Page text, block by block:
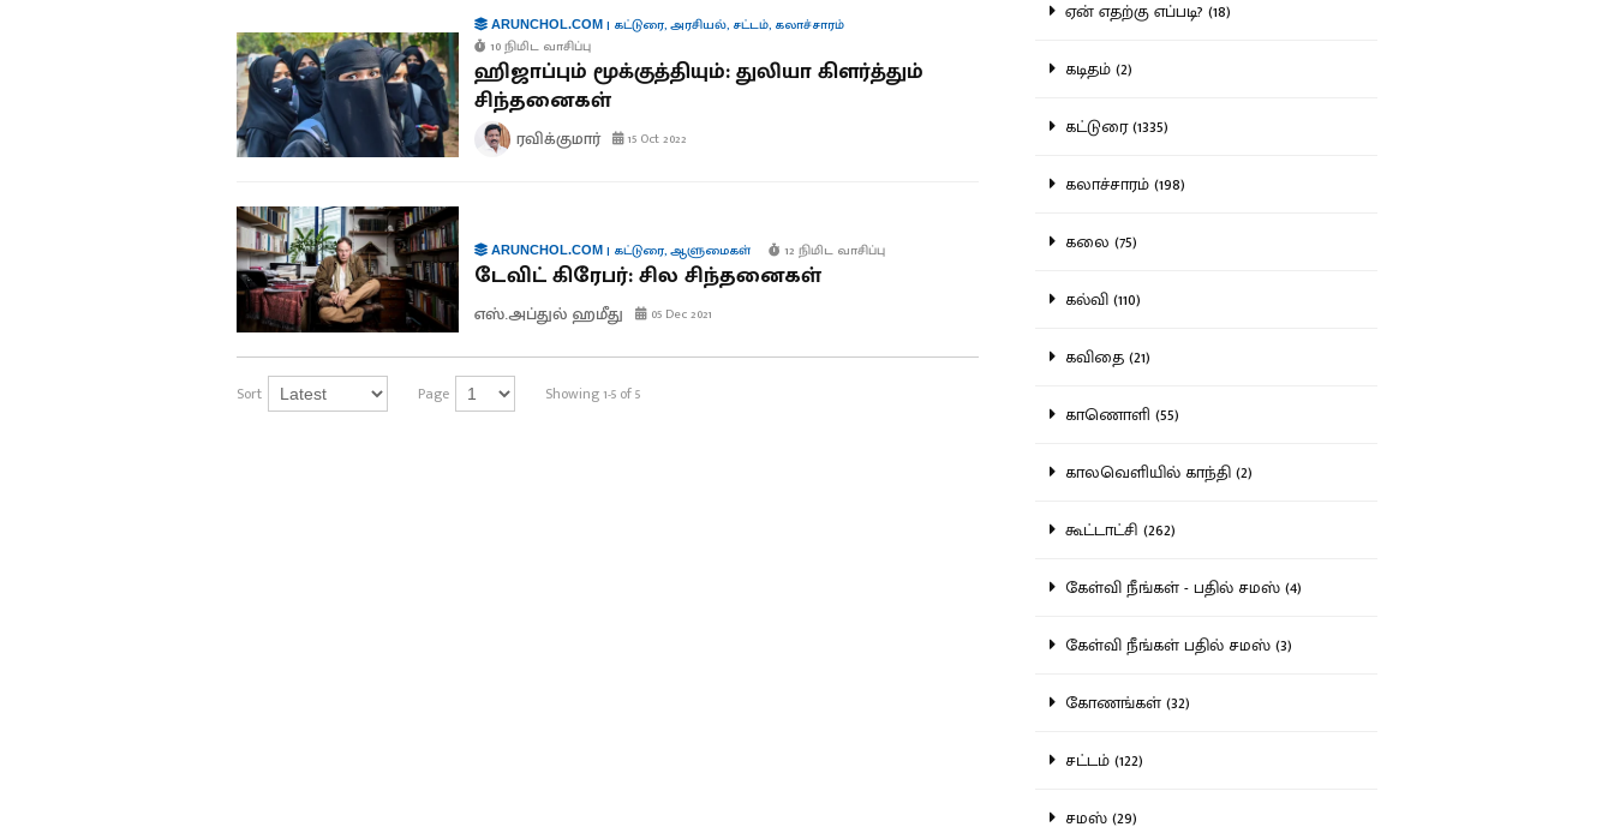
ARUNCHOL.COM| கட்டுரை,அரசியல், சட்டம், கலாச்சாரம்
10 நிமிட வாசிப்பு
ஹிஜாப்பும் மூக்குத்தியும்: துலியா கிளர்த்தும்
சிந்தனைகள்
ரவிக்குமார் 15 Oct 2022
ARUNCHOL.COM| கட்டுரை,ஆளுமைகள் 12 நிமிட வாசிப்பு
டேவிட் கிரேபர்: சில சிந்தனைகள்
எஸ்.அப்துல் ஹமீது 05 Dec 2021
Sort Page Showing 1-5 of 5
ஏன் எதற்கு எப்படி? (18)
கடிதம் (2)
கட்டுரை (1335)
கலாச்சாரம் (198)
கலை (75)
கல்வி (110)
கவிதை (21)
காணொளி (55)
காலவெளியில் காந்தி (2)
கூட்டாட்சி (262)
கேள்வி நீங்கள் - பதில் சமஸ் (4)
கேள்வி நீங்கள் பதில் சமஸ் (3)
கோணங்கள் (32)
சட்டம் (122)
சமஸ் (29)